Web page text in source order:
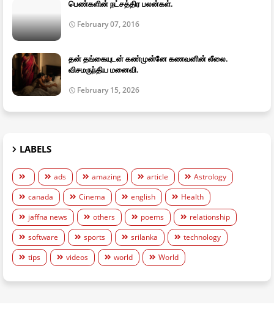
பெண்களின் நட்சத்திர பலன்கள்.
February 07, 2016
தன் தங்கையுடன் கண்முன்னே கணவனின் லீலை.
விசமருந்திய மனைவி.
February 15, 2026
LABELS
ads amazing article
Astrology
canada
Cinema english
Health
jaffna news
others poems
relationship
software
sports srilanka
technology
tips
videos world World